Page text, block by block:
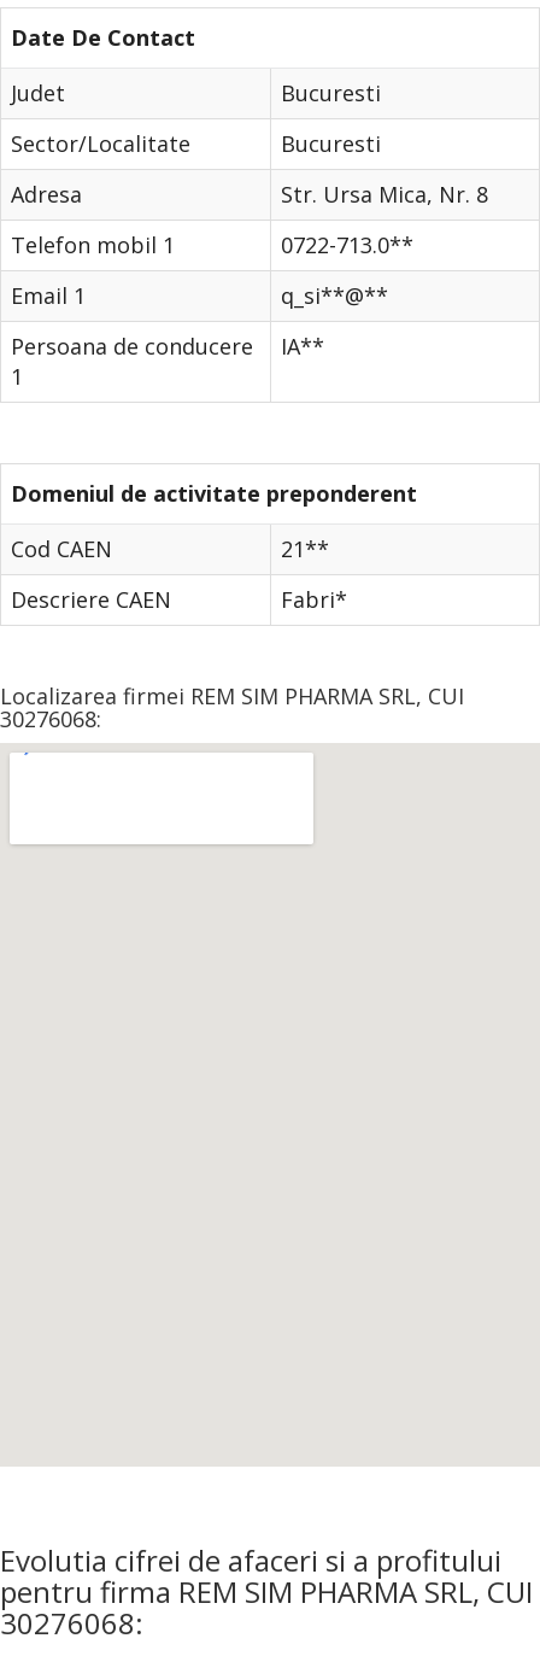
Date De Contact
Judet
Bucuresti
Sector/Localitate
Bucuresti
Adresa
Str. Ursa Mica, Nr. 8
Telefon mobil 1
0722-713.0**
Email 1
q_si**@**
Persoana de conducere
1
IA**
Domeniul de activitate preponderent
Cod CAEN
21**
Descriere CAEN
Fabri*
Localizarea firmei REM SIM PHARMA SRL, CUI
30276068:
Evolutia cifrei de afaceri si a profitului
pentru firma REM SIM PHARMA SRL, CUI
30276068: